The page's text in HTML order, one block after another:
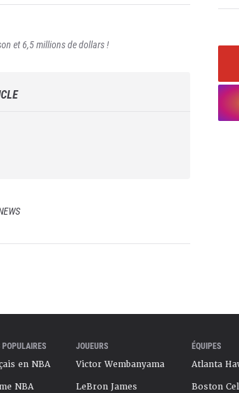
et 6,5 millions de dollars !
en NBA
NBA
JOUEURS
Victor Wembanyama
LeBron James
ÉQUIPES
Atlanta
Boston